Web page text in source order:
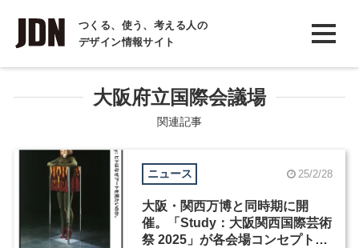
つくる、使う、考える人の
デザイン情報サイト
INTERVIEW
インタビュー
REPORT
COLUMN
コラム
大阪府立国際会議場
関連記事
ニュース 25/2/28
大阪・関西万博と同時期に開
催。「Study：大阪関西国際芸術
祭 2025」が各会場コンセプトと